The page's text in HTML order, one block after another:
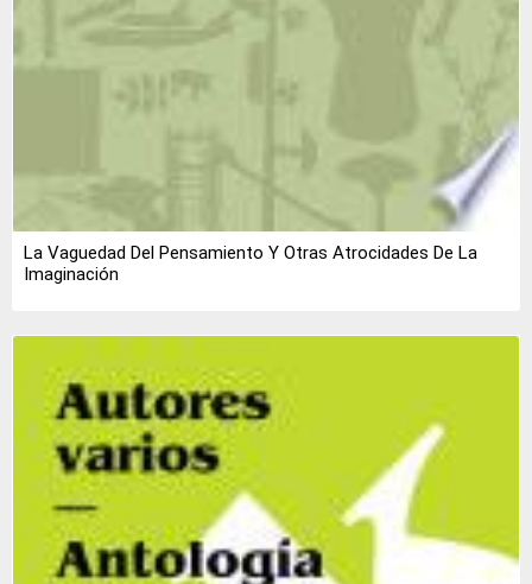
La Vaguedad Del Pensamiento Y Otras Atrocidades De La
Imaginación